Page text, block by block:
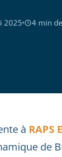
2025 4 min
à RAPS
de